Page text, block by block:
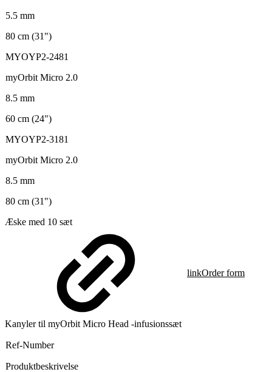
5.5 mm
80 cm (31")
MYOYP2-2481
myOrbit Micro 2.0
8.5 mm
60 cm (24")
MYOYP2-3181
myOrbit Micro 2.0
8.5 mm
80 cm (31")
Æske med 10 sæt
linkOrder form
Kanyler til myOrbit Micro Head -infusionssæt
Ref-Number
Produktbeskrivelse